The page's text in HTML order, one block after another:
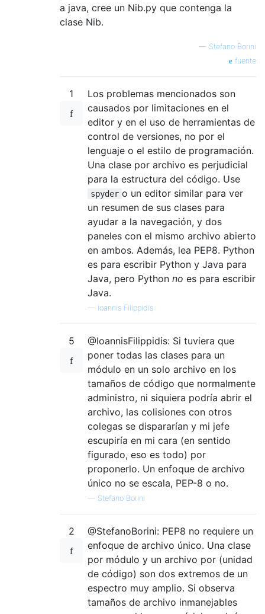
a java, cree un Nib.py que contenga la
clase Nib.
— Stefano Borini
fuente
1
Los problemas mencionados son
causados ​​por limitaciones en el
editor y en el uso de herramientas de
control de versiones, no por el
lenguaje o el estilo de programación.
Una clase por archivo es perjudicial
para la estructura del código. Use
spyder o un editor similar para ver
un resumen de sus clases para
ayudar a la navegación, y dos
paneles con el mismo archivo abierto
en ambos. Además, lea PEP8. Python
es para escribir Python y Java para
Java, pero Python no es para escribir
Java.
— Ioannis Filippidis
5
@IoannisFilippidis: Si tuviera que
poner todas las clases para un
módulo en un solo archivo en los
tamaños de código que normalmente
administro, ni siquiera podría abrir el
archivo, las colisiones con otros
colegas se dispararían y mi jefe
escupiría en mi cara (en sentido
figurado, eso es todo) por
proponerlo. Un enfoque de archivo
único no se escala, PEP-8 o no.
— Stefano Borini
2
@StefanoBorini: PEP8 no requiere un
enfoque de archivo único. Una clase
por módulo y un archivo por (unidad
de código) son dos extremos de un
espectro muy amplio. Si observa
tamaños de archivo inmanejables